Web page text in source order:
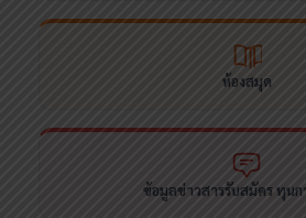
ห้องสมุด
ข้อมูลข่าวสารรับสมัคร ทุนก